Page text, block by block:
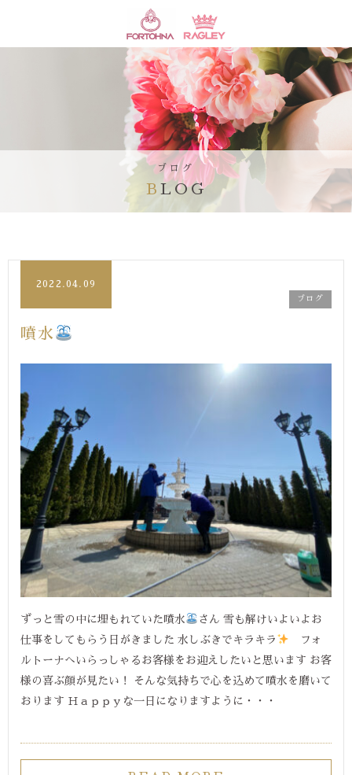
ブログ
BLOG
2022.04.09
ブログ
噴水
ずっと雪の中に埋もれていた噴水
さん 雪も解けいよいよお
仕事をしてもらう日がきました 水しぶきでキラキラ
フォ
ルトーナへいらっしゃるお客様をお迎えしたいと思います お客
様の喜ぶ顔が見たい！ そんな気持ちで心を込めて噴水を磨いて
おります Ｈａｐｐｙな一日になりますように・・・